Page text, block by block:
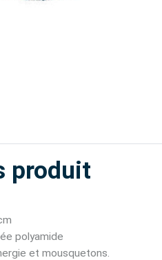
produit
polyamide
et mousquetons.